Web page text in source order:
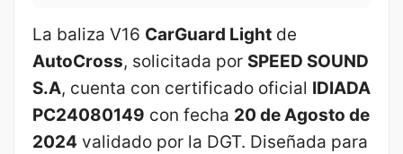
La baliza V16 CarGuard Light de
AutoCross, solicitada por SPEED SOUND
S.A, cuenta con certificado oficial IDIADA
PC24080149 con fecha 20 de Agosto de
2024 validado por la DGT. Diseñada para